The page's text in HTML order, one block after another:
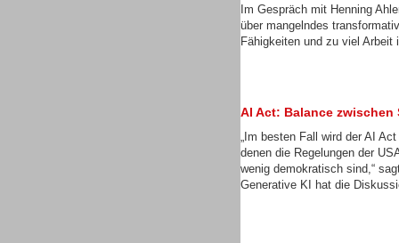
Im Gespräch mit Henning
über mangelndes
Fähigkeiten und zu viel
AI Act: Balance
„Im besten Fall wird der AI
denen die Regelungen der
wenig demokratisch sind,“
Generative KI hat die